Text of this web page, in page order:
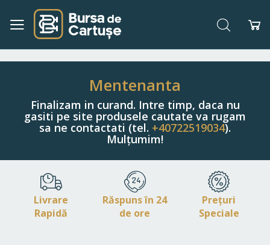
Navigați
Conținut
Căutare
Mentenanta
Finalizam in curand. Intre timp, daca nu
gasiti pe site produsele cautate va rugam
sa ne contactati (tel. +40722519034).
Mulțumim!
Livrare
Rapidă
Răspuns în 24
de ore
Prețuri
Speciale